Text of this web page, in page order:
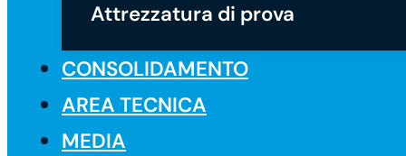
Attrezzatura di prova
CONSOLIDAMENTO
AREA TECNICA
MEDIA